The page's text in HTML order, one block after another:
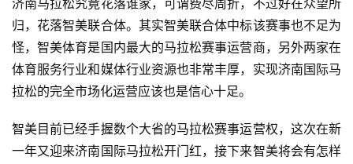
济南马拉松究竟花落谁家，可谓费尽周折，不过好在众望所
归，花落智美联合体。其实智美联合体中标该赛事也不足为
怪，智美体育是国内最大的马拉松赛事运营商，另外两家在
体育服务行业和媒体行业资源也非常丰厚，实现济南国际马
拉松的完全市场化运营应该也是信心十足。
智美目前已经手握数个大省的马拉松赛事运营权，这次在新
一年又迎来济南国际马拉松开门红，接下来智美将会有怎样